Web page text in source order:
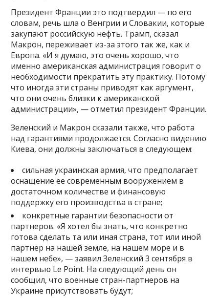
Президент Франции это подтвердил — по его
словам, речь шла о Венгрии и Словакии, которые
закупают российскую нефть. Трамп, сказал
Макрон, переживает из-за этого так же, как и
Европа. «И я думаю, это очень хорошо, что
именно американская администрация говорит о
необходимости прекратить эту практику. Потому
что иногда эти страны приводят как аргумент,
что они очень близки к американской
администрации», — отметил президент Франции.
Зеленский и Макрон сказали также, что работа
над гарантиями продолжается. Согласно видению
Киева, они должны заключаться в следующем:
сильная украинская армия, что предполагает
оснащение ее современным вооружением в
достаточном количестве и финансовую
поддержку его производства в стране;
конкретные гарантии безопасности от
партнеров. «Я хотел бы знать, что конкретно
готова сделать та или иная страна, тот или иной
партнер на нашей земле, на нашем море и в
нашем небе», — заявил Зеленский 3 сентября в
интервью Le Point. На следующий день он
сообщил, что военные стран-партнеров на
Украине присутствовать будут;